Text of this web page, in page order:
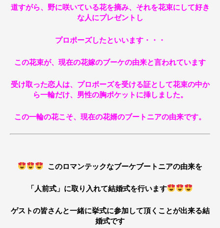
道すがら、野に咲いている花を摘み、それを花束にして好き
な人にプレゼントし
プロポーズしたといいます・・・
この花束が、現在の花嫁のブーケの由来と言われています
受け取った恋人は、プロポーズを受ける証として花束の中か
ら一輪だけ、男性の胸ポケットに挿しました。
この一輪の花こそ、現在の花婿のブートニアの由来です。
このロマンテックなブーケブートニアの由来を
「人前式」に取り入れて結婚式を行います
ゲストの皆さんと一緒に挙式に参加して頂くことが出来る結
婚式です